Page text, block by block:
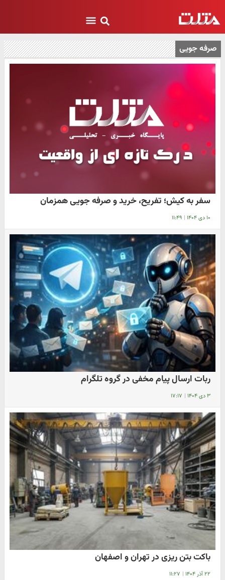
صرفه جویی
سفر به کیش؛ تفریح، خرید و صرفه‌ جویی همزمان
۱۰ دی ۱۴۰۴ | ۱۱:۴۹
ربات ارسال پیام مخفی در گروه تلگرام
۳ دی ۱۴۰۴ | ۱۷:۱۷
باکت بتن ریزی در تهران و اصفهان
۲۲ آذر ۱۴۰۴ | ۱۱:۲۷